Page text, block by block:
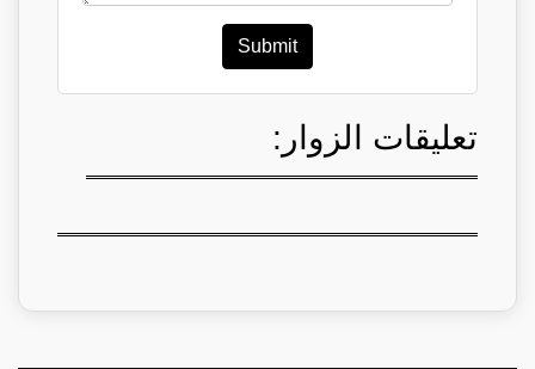
Submit
تعليقات الزوار: